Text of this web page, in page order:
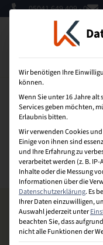
05041 649 409 - 0
Mobbing
Versteht man
systematisch mit
Ausgrenzung über
Wir benötigen Ihre
können.
Wenn Sie unter 16 Jahre
Services geben möchten,
Erlaubnis bitten.
Wir verwenden Cookies
Einige von ihnen sind
und Ihre Erfahrung zu
verarbeitet werden (z. B.
Inhalte oder die Messung
Informationen über die
Datenschutzerklärung.Es
Ihrer Daten einzuwilligen,
Auswahl jederzeit unter
beachten Sie, dass
nicht alle Funktionen der